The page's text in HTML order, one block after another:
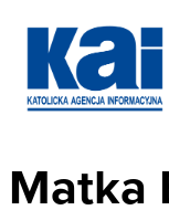
Matka